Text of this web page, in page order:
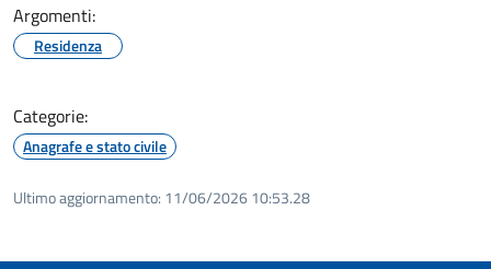
Argomenti:
Residenza
Categorie:
Anagrafe e stato civile
Ultimo aggiornamento: 11/06/2026 10:53.28